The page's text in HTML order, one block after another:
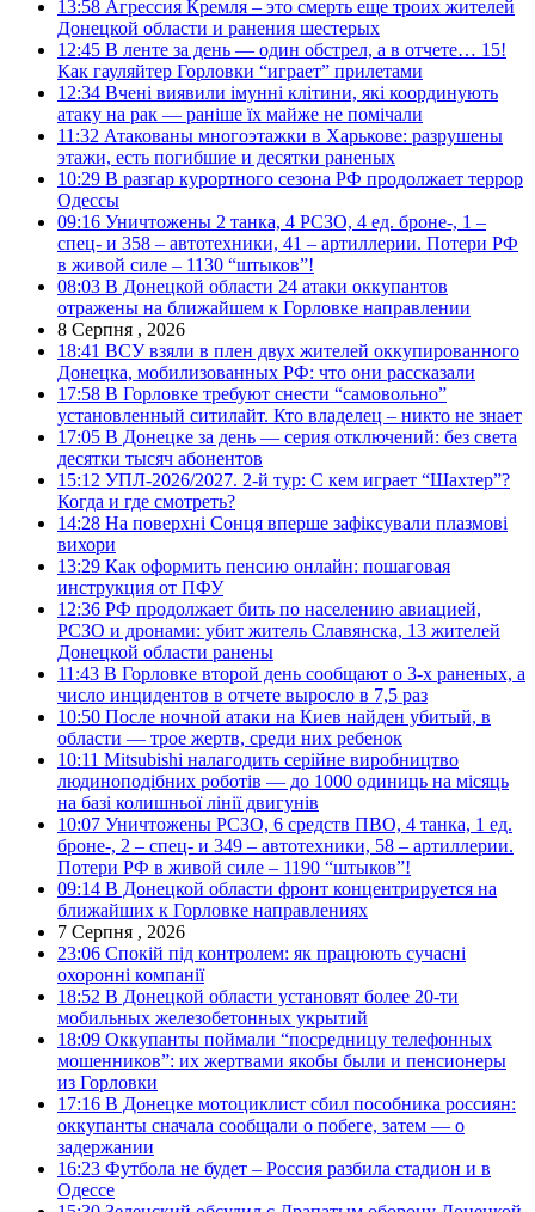
13:58 Агрессия Кремля – это смерть еще троих жителей
Донецкой области и ранения шестерых
12:45 В ленте за день — один обстрел, а в отчете… 15!
Как гауляйтер Горловки “играет” прилетами
12:34 Вчені виявили імунні клітини, які координують
атаку на рак — раніше їх майже не помічали
11:32 Атакованы многоэтажки в Харькове: разрушены
этажи, есть погибшие и десятки раненых
10:29 В разгар курортного сезона РФ продолжает террор
Одессы
09:16 Уничтожены 2 танка, 4 РСЗО, 4 ед. броне-, 1 –
спец- и 358 – автотехники, 41 – артиллерии. Потери РФ
в живой силе – 1130 “штыков”!
08:03 В Донецкой области 24 атаки оккупантов
отражены на ближайшем к Горловке направлении
8 Серпня , 2026
18:41 ВСУ взяли в плен двух жителей оккупированного
Донецка, мобилизованных РФ: что они рассказали
17:58 В Горловке требуют снести “самовольно”
установленный ситилайт. Кто владелец – никто не знает
17:05 В Донецке за день — серия отключений: без света
десятки тысяч абонентов
15:12 УПЛ-2026/2027. 2-й тур: С кем играет “Шахтер”?
Когда и где смотреть?
14:28 На поверхні Сонця вперше зафіксували плазмові
вихори
13:29 Как оформить пенсию онлайн: пошаговая
инструкция от ПФУ
12:36 РФ продолжает бить по населению авиацией,
РСЗО и дронами: убит житель Славянска, 13 жителей
Донецкой области ранены
11:43 В Горловке второй день сообщают о 3-х раненых, а
число инцидентов в отчете выросло в 7,5 раз
10:50 После ночной атаки на Киев найден убитый, в
области — трое жертв, среди них ребенок
10:11 Mitsubishi налагодить серійне виробництво
людиноподібних роботів — до 1000 одиниць на місяць
на базі колишньої лінії двигунів
10:07 Уничтожены РСЗО, 6 средств ПВО, 4 танка, 1 ед.
броне-, 2 – спец- и 349 – автотехники, 58 – артиллерии.
Потери РФ в живой силе – 1190 “штыков”!
09:14 В Донецкой области фронт концентрируется на
ближайших к Горловке направлениях
7 Серпня , 2026
23:06 Спокій під контролем: як працюють сучасні
охоронні компанії
18:52 В Донецкой области установят более 20-ти
мобильных железобетонных укрытий
18:09 Оккупанты поймали “посредницу телефонных
мошенников”: их жертвами якобы были и пенсионеры
из Горловки
17:16 В Донецке мотоциклист сбил пособника россиян:
оккупанты сначала сообщали о побеге, затем — о
задержании
16:23 Футбола не будет – Россия разбила стадион и в
Одессе